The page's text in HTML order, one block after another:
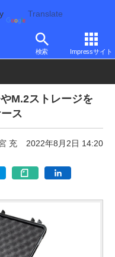
Translate
検索 Impressサイト
ードディスク） その他
M.2ストレージを
ス
充 2022年8月2日 14:20